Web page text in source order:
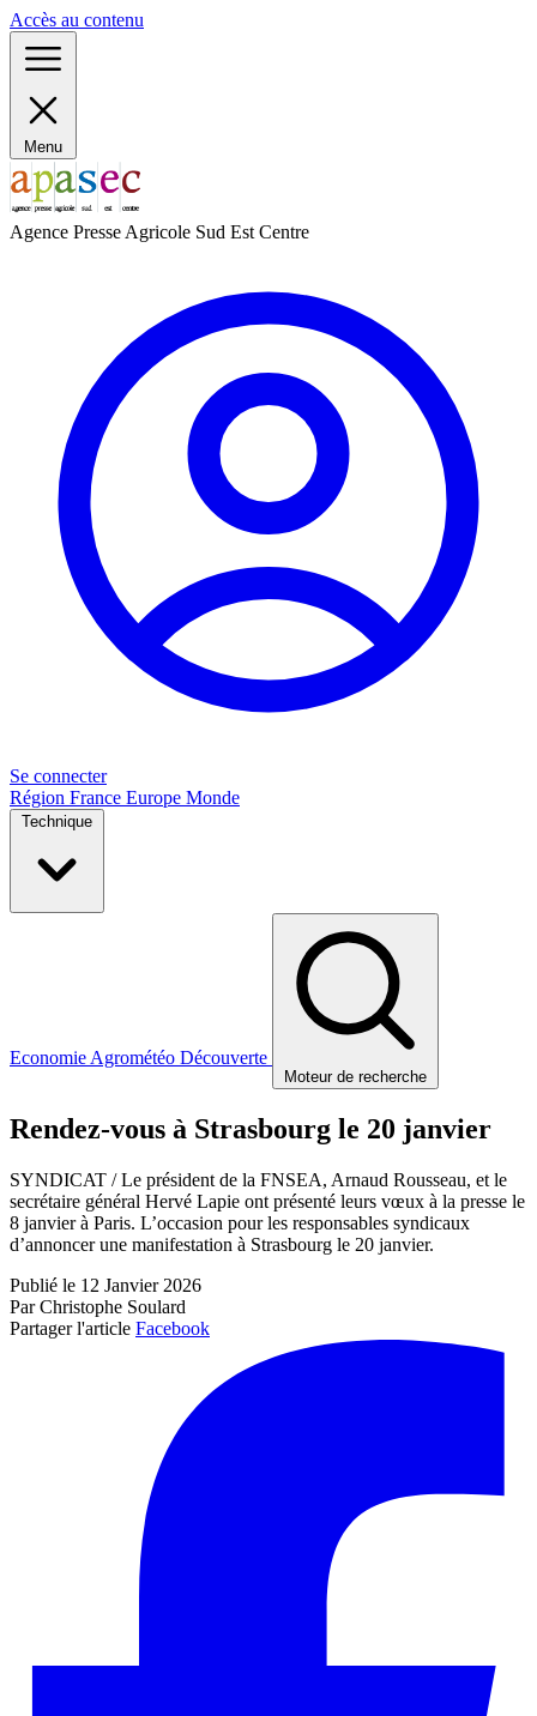
Accès au contenu
Menu
Agence Presse Agricole Sud Est Centre
Se connecter
Région France Europe Monde
Technique
Economie Agrométéo Découverte
Moteur de recherche
Rendez-vous à Strasbourg le 20 janvier
SYNDICAT / Le président de la FNSEA, Arnaud Rousseau, et le
secrétaire général Hervé Lapie ont présenté leurs vœux à la presse le
8 janvier à Paris. L’occasion pour les responsables syndicaux
d’annoncer une manifestation à Strasbourg le 20 janvier.
Publié le 12 Janvier 2026
Par Christophe Soulard
Partager l'article Facebook
Panneau de gestion des cookies